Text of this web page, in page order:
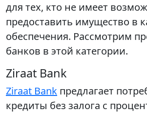
для тех, кто не имеет
предоставить имущество в
обеспечения. Рассмотрим
банков в этой категории.
Ziraat Bank
Ziraat Bank предлагает
кредиты без залога с